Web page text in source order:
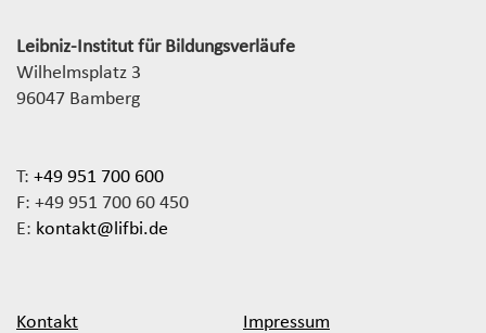
Leibniz-Institut für Bildungsverläufe
Wilhelmsplatz 3
96047 Bamberg
T: +49 951 700 600
F: +49 951 700 60 450
E: kontakt@lifbi.de
Kontakt
Impressum